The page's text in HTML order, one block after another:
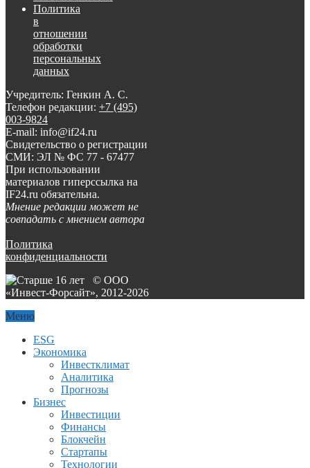
Политика
в
отношении
обработки
персональных
данных
Учредитель: Генкин А. С.
Телефон редакции: +7 (495)
003-9824
E-mail: info@if24.ru
Свидетельство о регистрации
СМИ: ЭЛ № ФС 77 - 67477
При использовании
материалов гиперссылка на
IF24.ru обязательна.
Мнение редакции может не
совпадать с мнением автора
Политика
конфиденциальности
© ООО
«Инвест-Форсайт», 2012-2026
Меню
ESG
Экономика
Инвестклимат
Аналитика
Прогнозы
Бизнес
Инвестиции
Финансы
Блокчейн
Стартапы
Технологии